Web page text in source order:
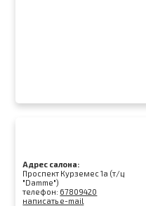
Адрес салона:
Проспект Курземес 1а (т/ц
"Damme")
телефон: 67809420
написать e-mail